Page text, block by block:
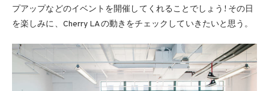
プアップなどのイベントを開催してくれることでしょう! その日
を楽しみに、Cherry LAの動きをチェックしていきたいと思う。